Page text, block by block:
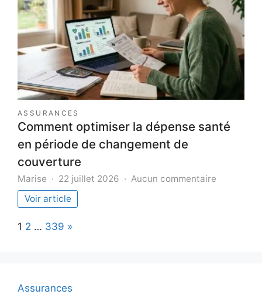
découvrir
en
Amérique
centrale
ASSURANCES
Comment optimiser la dépense santé
en période de changement de
couverture
Marise 22 juillet 2026 Aucun commentaire
Voir article
Page:
1 2 … 339 Next
»
Assurances